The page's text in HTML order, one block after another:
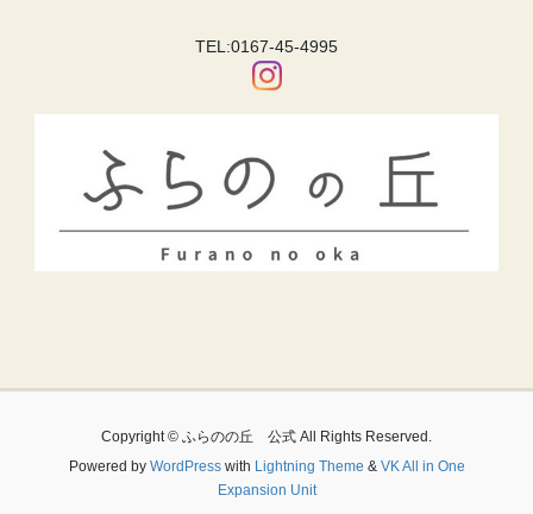
TEL:0167-45-4995
Copyright © ふらのの丘 公式 All Rights Reserved.
Powered by WordPresswith Lightning Theme & VK All in One
Expansion Unit